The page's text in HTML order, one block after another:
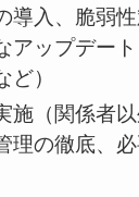
導入、脆弱
アップデー
ど）
施（関係者
理の徹底、